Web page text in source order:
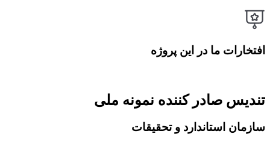
افتخارات ما در این پروژه
تندیس صادر کننده نمونه ملی
سازمان استاندارد و تحقیقات